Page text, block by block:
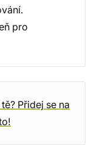
pro
Přidej se na